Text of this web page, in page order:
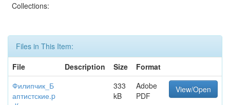
Collections:
Files in This Item:
File
Description Size
Format
Филипчик_Б
аптистские.p
333
kB
Adobe
PDF
View/Open